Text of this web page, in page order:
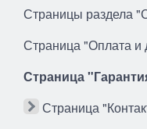
Страницы раздела
Страница "Оплата и
Страница
Страница